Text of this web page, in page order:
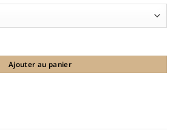
76,90 €
Ajouter au panier